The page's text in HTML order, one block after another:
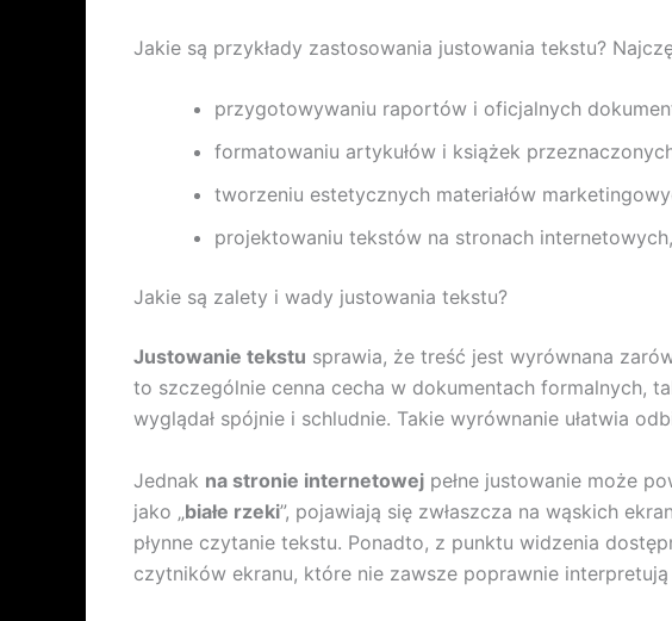
Jakie są przykłady zastosowania justowania tekstu?
przygotowywaniu raportów i oficjalnych
formatowaniu artykułów i książek
tworzeniu estetycznych materiałów
projektowaniu tekstów na stronach
Jakie są zalety i wady justowania tekstu?
Justowanie tekstu sprawia, że treść jest wyrównana
to szczególnie cenna cecha w dokumentach formalnych,
wyglądał spójnie i schludnie. Takie wyrównanie ułatwia
Jednak na stronie internetowej pełne justowanie może
jako „białe rzeki”, pojawiają się zwłaszcza na wąskich
płynne czytanie tekstu. Ponadto, z punktu widzenia
czytników ekranu, które nie zawsze poprawnie